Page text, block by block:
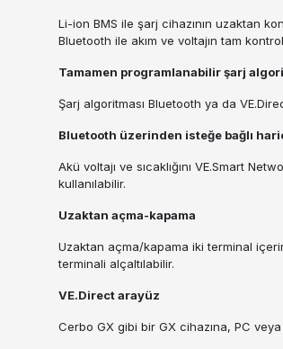
Li-ion BMS ile şarj cihazının uzaktan
Bluetooth ile akım ve voltajın tam
Tamamen programlanabilir şarj
Şarj algoritması Bluetooth ya da
Bluetooth üzerinden isteğe bağlı
Akü voltajı ve sıcaklığını VE.Smart
kullanılabilir.
Uzaktan açma-kapama
Uzaktan açma/kapama iki terminal
terminali alçaltılabilir.
VE.Direct arayüz
Cerbo GX gibi bir GX cihazına, PC